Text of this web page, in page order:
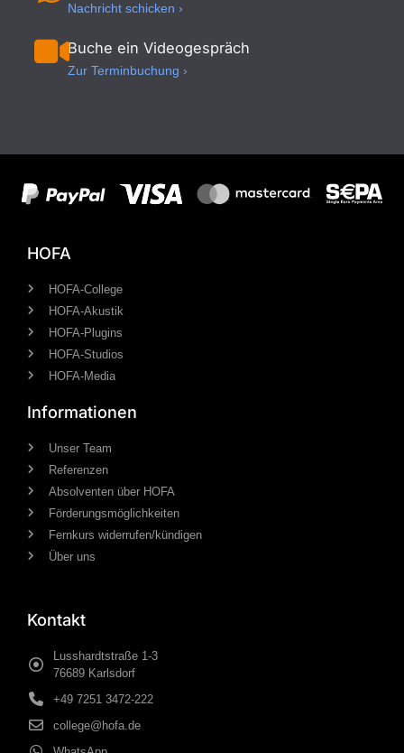
Nachricht schicken ›
Buche ein Videogespräch
Zur Terminbuchung ›
HOFA
HOFA-College
HOFA-Akustik
HOFA-Plugins
HOFA-Studios
HOFA-Media
Informationen
Unser Team
Referenzen
Absolventen über HOFA
Förderungsmöglichkeiten
Fernkurs widerrufen/kündigen
Über uns
Kontakt
Lusshardtstraße 1-3
76689 Karlsdorf
+49 7251 3472-222
college@hofa.de